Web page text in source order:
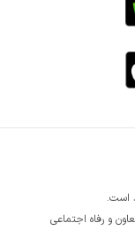
و رفاه اجتماعی